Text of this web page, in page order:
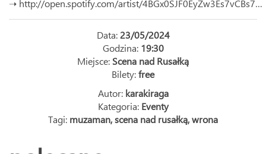
➝ http://open.spotify.com/artist/4BGx0SJF0EyZw3Es7vCBs7…
Data: 23/05/2024
Godzina: 19:30
Miejsce: Scena nad Rusałką
Bilety:free
Autor: karakiraga
Kategoria: Eventy
Tagi: muzaman,scena nad rusałką,wrona